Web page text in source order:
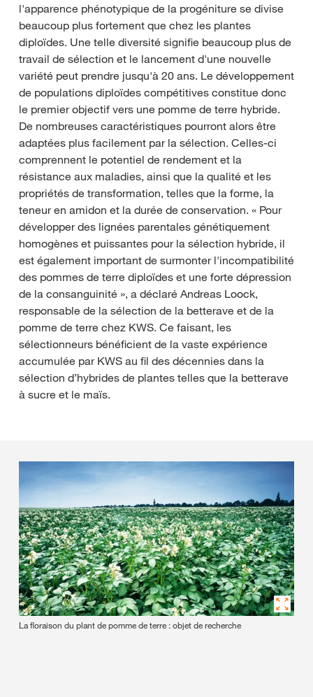
l'apparence phénotypique de la progéniture se divise
beaucoup plus fortement que chez les plantes
diploïdes. Une telle diversité signifie beaucoup plus de
travail de sélection et le lancement d'une nouvelle
variété peut prendre jusqu'à 20 ans. Le développement
de populations diploïdes compétitives constitue donc
le premier objectif vers une pomme de terre hybride.
De nombreuses caractéristiques pourront alors être
adaptées plus facilement par la sélection. Celles-ci
comprennent le potentiel de rendement et la
résistance aux maladies, ainsi que la qualité et les
propriétés de transformation, telles que la forme, la
teneur en amidon et la durée de conservation. « Pour
développer des lignées parentales génétiquement
homogènes et puissantes pour la sélection hybride, il
est également important de surmonter l'incompatibilité
des pommes de terre diploïdes et une forte dépression
de la consanguinité », a déclaré Andreas Loock,
responsable de la sélection de la betterave et de la
pomme de terre chez KWS. Ce faisant, les
sélectionneurs bénéficient de la vaste expérience
accumulée par KWS au fil des décennies dans la
sélection d’hybrides de plantes telles que la betterave
à sucre et le maïs.
La floraison du plant de pomme de terre : objet de recherche